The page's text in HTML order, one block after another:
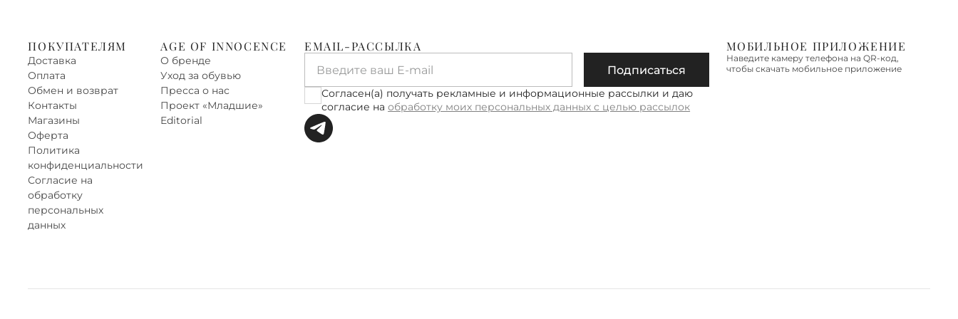
Доставка осуществляется в течение 2-3
рабочих дней. Стоимость доставки – 590
руб.
ПОКУПАТЕЛЯМ
Доставка
Оплата
Обмен и возврат
Контакты
Магазины
Оферта
Политика
конфиденциальности
Согласие на
обработку
персональных
данных
AGE OF INNOCENCE
О бренде
Уход за обувью
Пресса о нас
Проект «‎Младшие»
Editorial
EMAIL-РАССЫЛКА
Введите ваш E-mail Подписаться
Согласен(а) получать рекламные и информационные рассылки и даю
согласие на обработку моих персональных данных с целью рассылок
МОБИЛЬНОЕ ПРИЛОЖЕНИЕ
Наведите камеру телефона на QR-код,
чтобы скачать мобильное приложение